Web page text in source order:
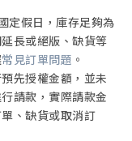
定假日，庫存足夠為
長或絕版、缺貨等
常見訂單問題 。
先授權金額，並未
請款，實際請款金
、缺貨或取消訂